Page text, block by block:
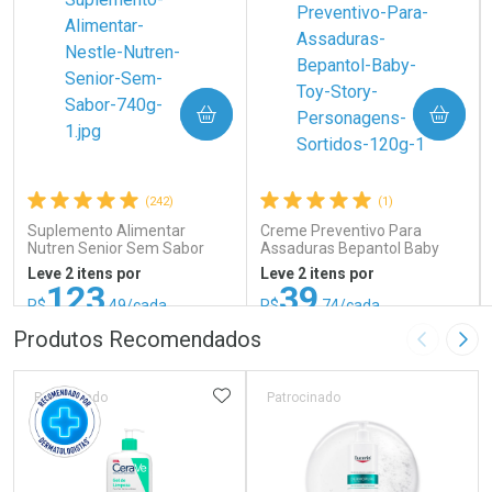
(242)
Suplemento Alimentar
Nutren Senior Sem Sabor
740g
Leve 2 itens por
R$123,49/cada
COMPRAR
FECHAR
FECHAR
Por Menos
(1)
Creme Preventivo Para
Assaduras Bepantol Baby
Toy Story Personagens
Sortidos 120g
Leve 2 itens por
R$39,74/cada
COMPRAR
Por Menos
Produtos Recomendados Imagem
Patrocinado ADICIONAR AOS FAVORITOS
Patrocinado